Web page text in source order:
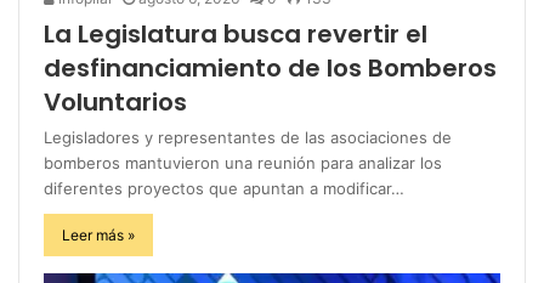
La Legislatura busca revertir el
desfinanciamiento de los Bomberos
Voluntarios
Legisladores y representantes de las asociaciones de
bomberos mantuvieron una reunión para analizar los
diferentes proyectos que apuntan a modificar…
Leer más »